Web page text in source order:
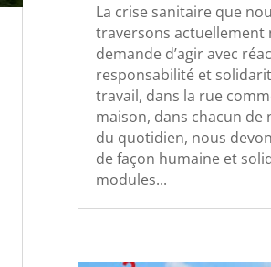
La crise sanitaire que
traversons actuellement
demande d’agir avec
responsabilité et
travail, dans la rue
maison, dans chacun de
du quotidien, nous
de façon humaine et
modules...